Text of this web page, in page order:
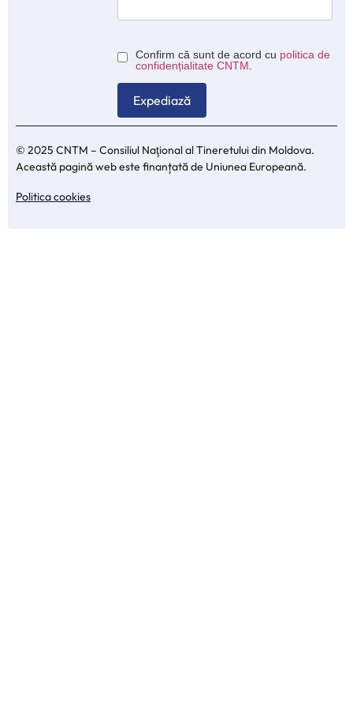
Confirm că sunt de acord cu politica de
confidențialitate CNTM
© 2025 CNTM – Consiliul Naţional al Tineretului din Moldova.
Această pagină web este finanțată de Uniunea Europeană.
Politica cookies